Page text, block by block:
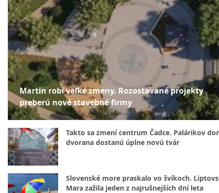
Martin robí veľké zmeny. Rozostavané projekty
preberú nové stavebné firmy
Takto sa zmení centrum Čadce. Palárikov
dvorana dostanú úplne novú tvár
Slovenské more praskalo vo švíkoch.
Mara zažila jeden z najrušnejších dní leta